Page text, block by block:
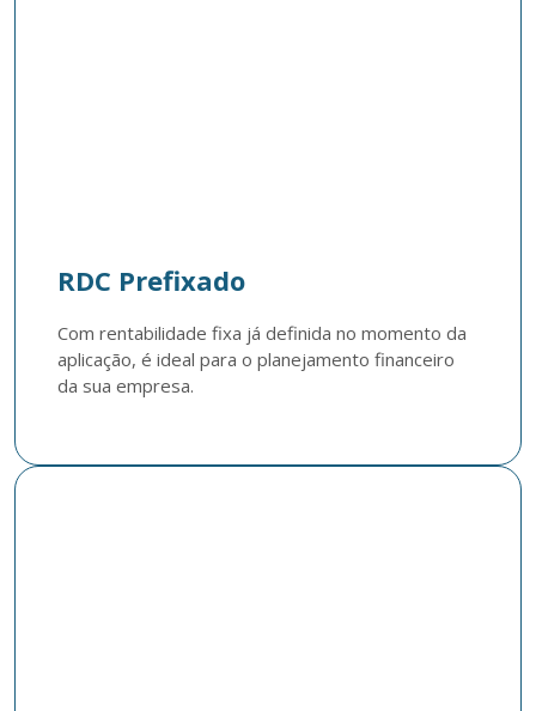
RDC Prefixado
Com rentabilidade fixa já definida no momento da
aplicação, é ideal para o planejamento financeiro
da sua empresa.